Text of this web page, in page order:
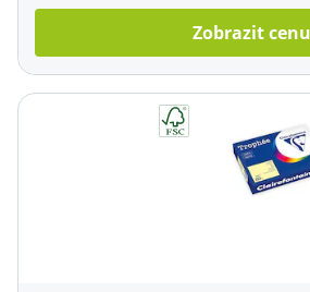
Zobrazit cenu